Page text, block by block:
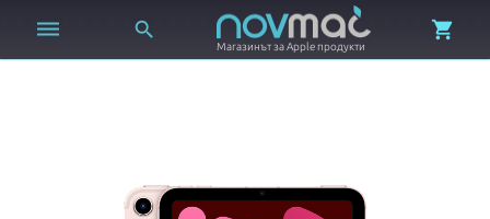
 
Магазинът за Apple продукти
